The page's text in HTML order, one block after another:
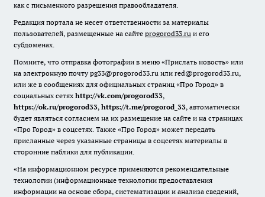
как с письменного разрешения правообладателя.
Редакция портала не несет ответственности за материалы
пользователей, размещенные на сайте progorod33.ru и его
субдоменах.
Помните, что отправка фотографии в меню «Прислать новость» или
на электронную почту pg33@progorod33.ru или red@progorod33.ru,
или же в сообщениях для официальных страниц «Про Город» в
социальных сетях http://vk.com/progorod33,
https://ok.ru/progorod33, https://t.me/progorod_33, автоматически
будет являться согласием на их размещение на сайте и на страницах
«Про Город» в соцсетях. Также «Про Город» может передать
присланные через указанные страницы в соцсетях материалы в
сторонние паблики для публикации.
«На информационном ресурсе применяются рекомендательные
технологии (информационные технологии предоставления
информации на основе сбора, систематизации и анализа сведений,